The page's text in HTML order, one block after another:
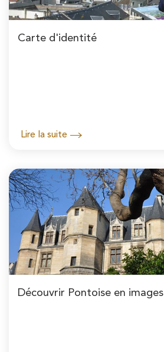
Carte d'identité
Lire la suite
Découvrir Pontoise en images